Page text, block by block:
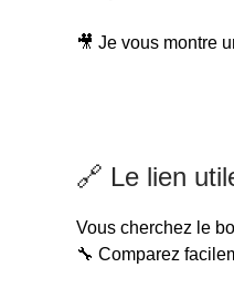
🎥 Je vous montre
🔗 Le lien
Vous cherchez le
🔧 Comparez